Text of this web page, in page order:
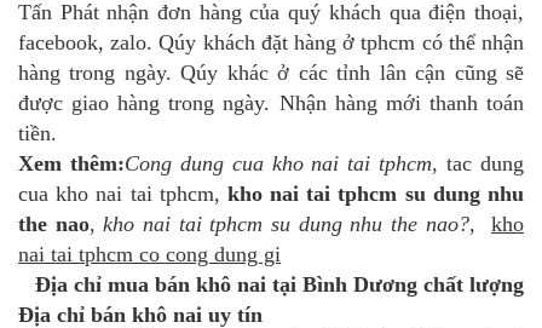
Tấn Phát nhận đơn hàng của quý khách qua điện thoại,
facebook, zalo. Qúy khách đặt hàng ở tphcm có thể nhận
hàng trong ngày. Qúy khác ở các tỉnh lân cận cũng sẽ
được giao hàng trong ngày. Nhận hàng mới thanh toán
tiền.
Xem thêm:Cong dung cua kho nai tai tphcm, tac dung
cua kho nai tai tphcm, kho nai tai tphcm su dung nhu
the nao,kho nai tai tphcm su dung nhu the nao?,kho
nai tai tphcm co cong dung gi
Địa chỉ mua bán khô nai tại Bình Dương chất lượng
Địa chỉ bán khô nai uy tín